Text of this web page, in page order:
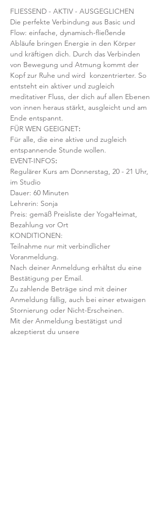
FLIESSEND - AKTIV - AUSGEGLICHEN
Die perfekte Verbindung aus Basic und
Flow: einfache, dynamisch-fließende
Abläufe bringen Energie in den Körper
und kräftigen dich. Durch das Verbinden
von Bewegung und Atmung kommt der
Kopf zur Ruhe und wird  konzentrierter. So
entsteht ein aktiver und zugleich
meditativer Fluss, der dich auf allen Ebenen
von innen heraus stärkt, ausgleicht und am
Ende entspannt.
FÜR WEN GEEIGNET:
Für alle, die eine aktive und zugleich
entspannende Stunde wollen.
EVENT-INFOS:
Regulärer Kurs am Donnerstag, 20 - 21 Uhr,
im Studio
Dauer: 60 Minuten
Lehrerin: Sonja
Preis: gemäß Preisliste der YogaHeimat,
Bezahlung vor Ort
KONDITIONEN:
Teilnahme nur mit verbindlicher
Voranmeldung.
Nach deiner Anmeldung erhältst du eine
Bestätigung per Email.
Zu zahlende Beträge sind mit deiner
Anmeldung fällig, auch bei einer etwaigen
Stornierung oder Nicht-Erscheinen.
Mit der Anmeldung bestätigst und
akzeptierst du unsere